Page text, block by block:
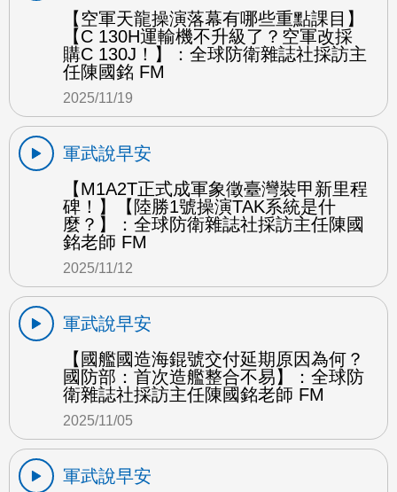
【空軍天龍操演落幕有哪些重點課目】
【C 130H運輸機不升級了？空軍改採
購C 130J！】：全球防衛雜誌社採訪主
任陳國銘 FM
2025/11/19
軍武說早安
【M1A2T正式成軍象徵臺灣裝甲新里程
碑！】【陸勝1號操演TAK系統是什
麼？】：全球防衛雜誌社採訪主任陳國
銘老師 FM
2025/11/12
軍武說早安
【國艦國造海錕號交付延期原因為何？
國防部：首次造艦整合不易】：全球防
衛雜誌社採訪主任陳國銘老師 FM
2025/11/05
軍武說早安